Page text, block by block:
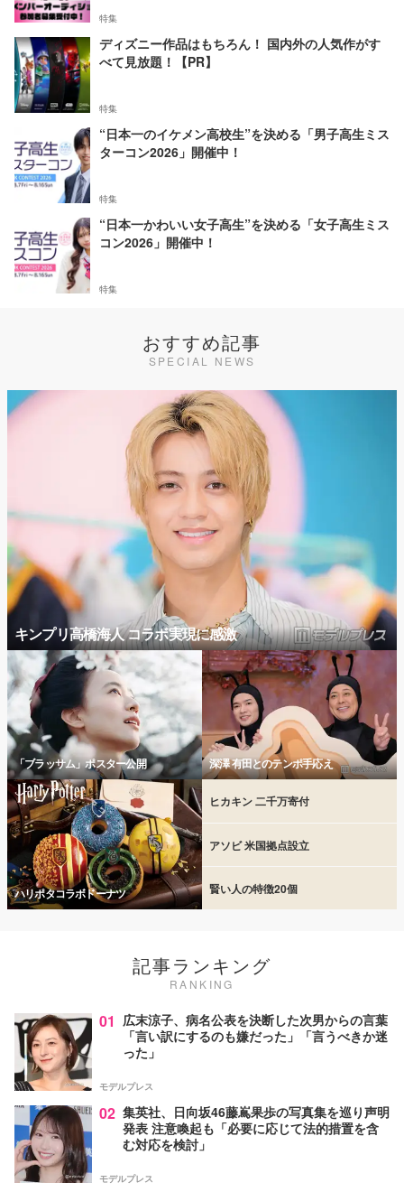
特集
ディズニー作品はもちろん！ 国内外の人気作がす
べて見放題！【PR】
特集
“日本一のイケメン高校生”を決める「男子高生ミス
ターコン2026」開催中！
特集
“日本一かわいい女子高生”を決める「女子高生ミス
コン2026」開催中！
特集
おすすめ記事
SPECIAL NEWS
キンプリ高橋海人 コラボ実現に感激
「ブラッサム」ポスター公開 深澤 有田とのテンポ手応え
ハリポタコラボドーナツ
ヒカキン 二千万寄付
アソビ 米国拠点設立
賢い人の特徴20個
記事ランキング
RANKING
01 広末涼子、病名公表を決断した次男からの言葉
「言い訳にするのも嫌だった」「言うべきか迷
った」
モデルプレス
02 集英社、日向坂46藤嶌果歩の写真集を巡り声明
発表 注意喚起も「必要に応じて法的措置を含
む対応を検討」
モデルプレス